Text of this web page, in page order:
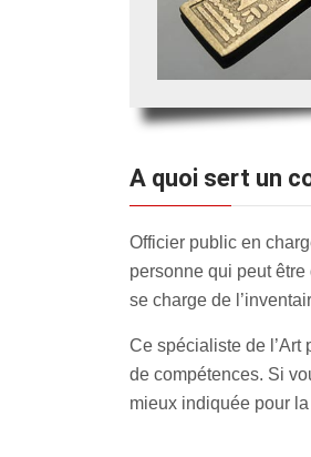
A quoi sert un
Officier public en
personne qui peut
se charge de
Ce spécialiste de l’Art
de compétences. Si
mieux indiquée pour